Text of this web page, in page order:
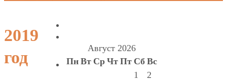
2019
год
Август 2026
Пн Вт Ср Чт Пт Сб Вс
1
2